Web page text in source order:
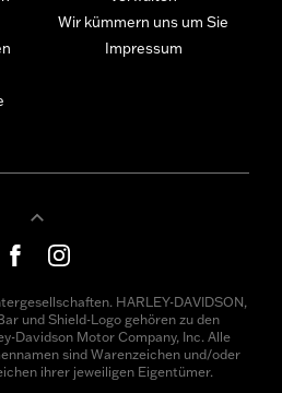
Wir kümmern uns um Sie
Impressum
HARLEY-DAVIDSON,
und Shield-Logo gehören zu den
Davidson Motor Company, Inc. Alle
sind Warenzeichen und/oder
ihrer jeweiligen Eigentümer.